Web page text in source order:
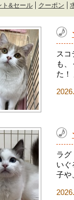
ト&セール クーポン
スコ
も、
た！
ラグ
いぐ
子や